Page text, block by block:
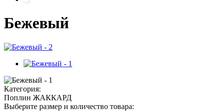
Бежевый
Категория:
Поплин ЖАККАРД
Выберите размер и количество товара: